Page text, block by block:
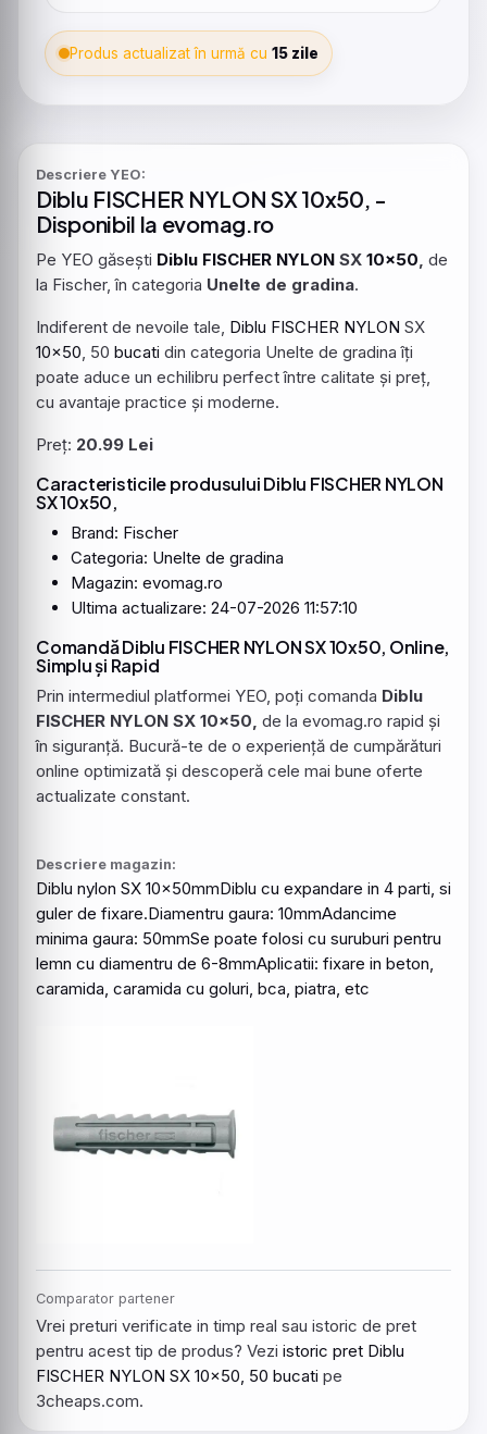
Produs actualizat în urmă cu 15 zile
Descriere YEO:
Diblu FISCHER NYLON SX10x50, -
Disponibil la evomag.ro
Pe YEO găsești Diblu FISCHER NYLON SX 10x50, de
la Fischer, în categoria Unelte de gradina.
Indiferent de nevoile tale, Diblu FISCHER NYLON SX
10x50, 50 bucati din categoria Unelte de gradina îți
poate aduce un echilibru perfect între calitate și preț,
cu avantaje practice și moderne.
Preț: 20.99 Lei
Caracteristicile produsului Diblu FISCHER NYLON
SX 10x50,
Brand: Fischer
Categoria: Unelte de gradina
Magazin: evomag.ro
Ultima actualizare: 24-07-2026 11:57:10
Comandă Diblu FISCHER NYLON SX 10x50, Online,
Simplu și Rapid
Prin intermediul platformei YEO, poți comanda Diblu
FISCHER NYLON SX 10x50, de la evomag.ro rapid și
în siguranță. Bucură-te de o experiență de cumpărături
online optimizată și descoperă cele mai bune oferte
actualizate constant.
Descriere magazin:
Diblu nylon SX 10x50mmDiblu cu expandare in 4 parti, si
guler de fixare.Diamentru gaura: 10mmAdancime
minima gaura: 50mmSe poate folosi cu suruburi pentru
lemn cu diamentru de 6-8mmAplicatii: fixare in beton,
caramida, caramida cu goluri, bca, piatra, etc
Comparator partener
Vrei preturi verificate in timp real sau istoric de pret
pentru acest tip de produs? Vezi istoric pret Diblu
FISCHER NYLON SX 10x50, 50 bucati pe
3cheaps.com.